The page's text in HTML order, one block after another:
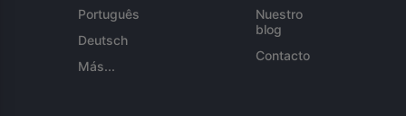
Português
Deutsch
Más...
Nuestro
blog
Contacto